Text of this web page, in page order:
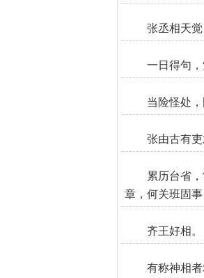
张丞相天
一日得句
当险怪处
张由古有吏
累历台省
章，何关班固
齐王好相。
有称神相